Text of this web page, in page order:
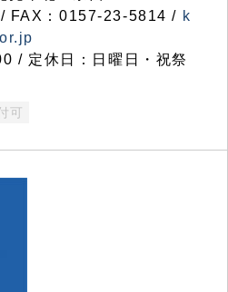
FAX：0157-23-5814 / k
/ 定休日：日曜日・祝祭
可